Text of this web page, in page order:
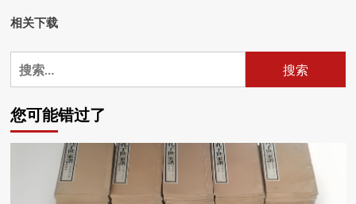
相关下载
搜
索：
您可能错过了